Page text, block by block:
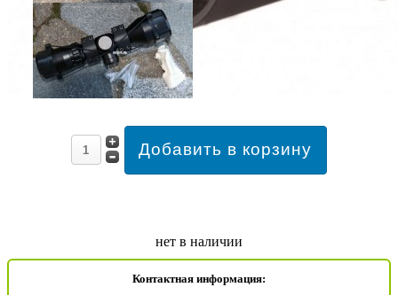
нет в наличии
Контактная информация: